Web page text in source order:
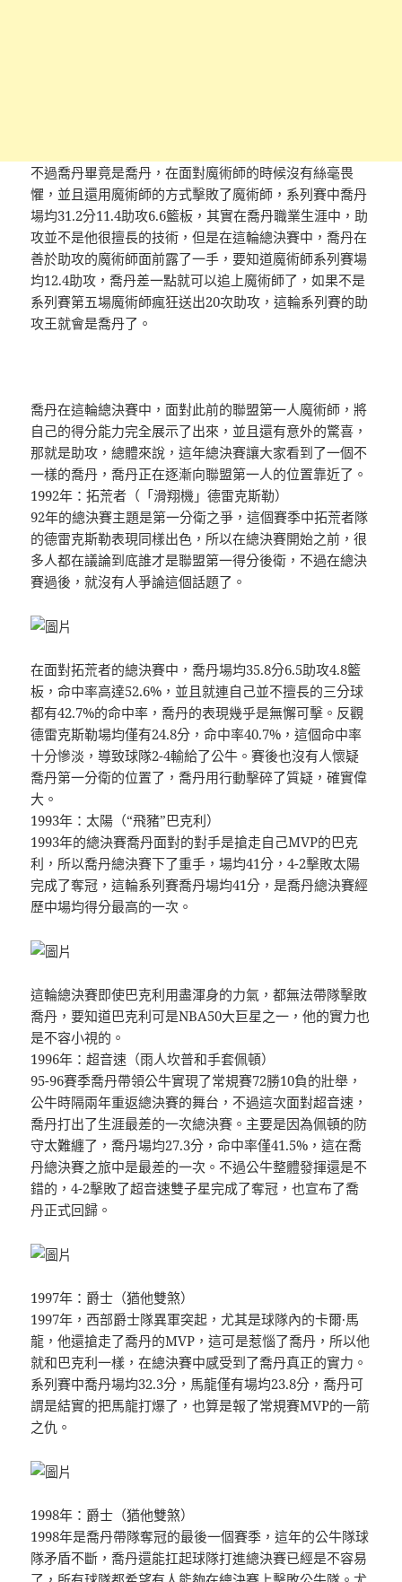
不過喬丹畢竟是喬丹，在面對魔術師的時候沒有絲毫畏
懼，並且還用魔術師的方式擊敗了魔術師，系列賽中喬丹
場均31.2分11.4助攻6.6籃板，其實在喬丹職業生涯中，助
攻並不是他很擅長的技術，但是在這輪總決賽中，喬丹在
善於助攻的魔術師面前露了一手，要知道魔術師系列賽場
均12.4助攻，喬丹差一點就可以追上魔術師了，如果不是
系列賽第五場魔術師瘋狂送出20次助攻，這輪系列賽的助
攻王就會是喬丹了。
喬丹在這輪總決賽中，面對此前的聯盟第一人魔術師，將
自己的得分能力完全展示了出來，並且還有意外的驚喜，
那就是助攻，總體來說，這年總決賽讓大家看到了一個不
一樣的喬丹，喬丹正在逐漸向聯盟第一人的位置靠近了。
1992年：拓荒者（「滑翔機」德雷克斯勒）
92年的總決賽主題是第一分衛之爭，這個賽季中拓荒者隊
的德雷克斯勒表現同樣出色，所以在總決賽開始之前，很
多人都在議論到底誰才是聯盟第一得分後衛，不過在總決
賽過後，就沒有人爭論這個話題了。
在面對拓荒者的總決賽中，喬丹場均35.8分6.5助攻4.8籃
板，命中率高達52.6%，並且就連自己並不擅長的三分球
都有42.7%的命中率，喬丹的表現幾乎是無懈可擊。反觀
德雷克斯勒場均僅有24.8分，命中率40.7%，這個命中率
十分慘淡，導致球隊2-4輸給了公牛。賽後也沒有人懷疑
喬丹第一分衛的位置了，喬丹用行動擊碎了質疑，確實偉
大。
1993年：太陽（“飛豬”巴克利）
1993年的總決賽喬丹面對的對手是搶走自己MVP的巴克
利，所以喬丹總決賽下了重手，場均41分，4-2擊敗太陽
完成了奪冠，這輪系列賽喬丹場均41分，是喬丹總決賽經
歷中場均得分最高的一次。
這輪總決賽即使巴克利用盡渾身的力氣，都無法帶隊擊敗
喬丹，要知道巴克利可是NBA50大巨星之一，他的實力也
是不容小視的。
1996年：超音速（雨人坎普和手套佩頓）
95-96賽季喬丹帶領公牛實現了常規賽72勝10負的壯舉，
公牛時隔兩年重返總決賽的舞台，不過這次面對超音速，
喬丹打出了生涯最差的一次總決賽。主要是因為佩頓的防
守太難纏了，喬丹場均27.3分，命中率僅41.5%，這在喬
丹總決賽之旅中是最差的一次。不過公牛整體發揮還是不
錯的，4-2擊敗了超音速雙子星完成了奪冠，也宣布了喬
丹正式回歸。
1997年：爵士（猶他雙煞）
1997年，西部爵士隊異軍突起，尤其是球隊內的卡爾·馬
龍，他還搶走了喬丹的MVP，這可是惹惱了喬丹，所以他
就和巴克利一樣，在總決賽中感受到了喬丹真正的實力。
系列賽中喬丹場均32.3分，馬龍僅有場均23.8分，喬丹可
謂是結實的把馬龍打爆了，也算是報了常規賽MVP的一箭
之仇。
1998年：爵士（猶他雙煞）
1998年是喬丹帶隊奪冠的最後一個賽季，這年的公牛隊球
隊矛盾不斷，喬丹還能扛起球隊打進總決賽已經是不容易